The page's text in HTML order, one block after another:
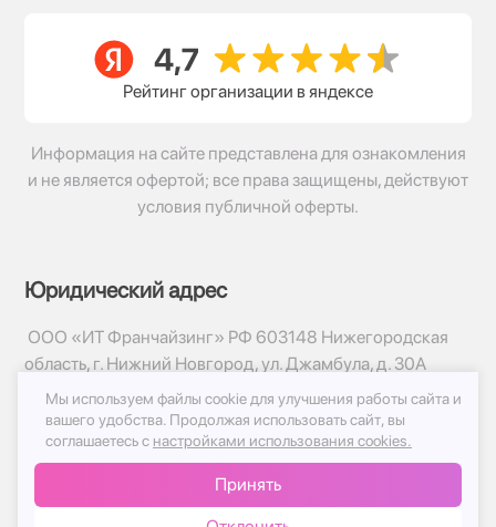
Рейтинг организации в яндексе
Информация на сайте представлена для ознакомления
и не является офертой; все права защищены, действуют
условия публичной оферты.
Юридический адрес
ООО «ИТ Франчайзинг» РФ 603148 Нижегородская
область, г. Нижний Новгород, ул. Джамбула, д. 30А
© 2017-2026г, База Цветов 24.ру
Политика конфиденциальности
Публичная оферта
Мы используем файлы cookie для улучшения работы сайта и
вашего удобства. Продолжая использовать сайт, вы
соглашаетесь с настройками использования cookies.
Принять